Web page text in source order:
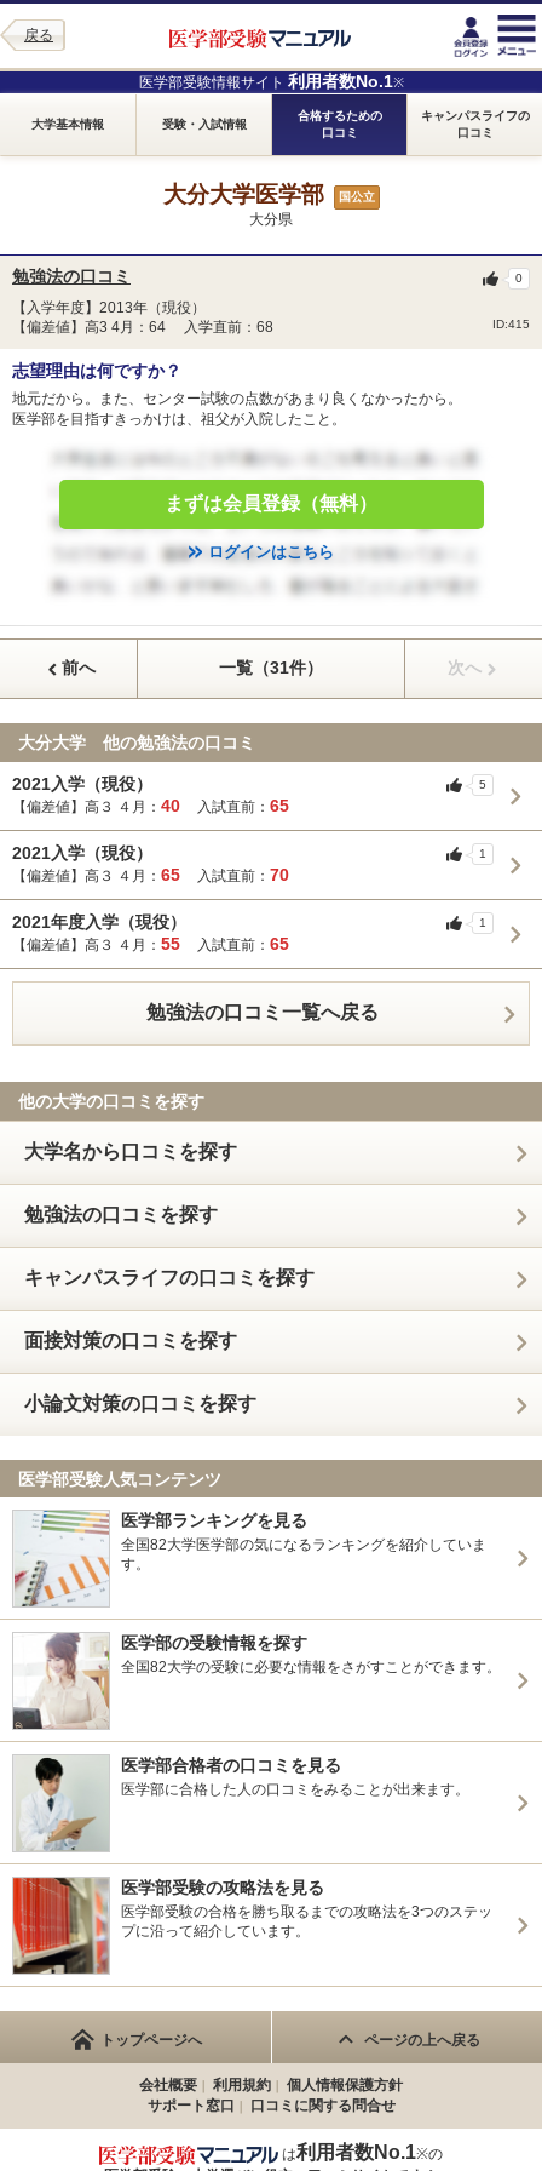
戻る
医学部受験情報サイト 利用者数No.1※
大学基本情報 受験・入試情報
合格するための
口コミ
キャンパスライフの
口コミ
大分大学医学部 国公立
大分県
勉強法の口コミ
【入学年度】2013年（現役）
【偏差値】高3 4月：64 入学直前：68
ID:415
0
志望理由は何ですか？
地元だから。また、センター試験の点数があまり良くなかったから。
医学部を目指すきっかけは、祖父が入院したこと。
まずは会員登録（無料）
ログインはこちら
前へ 一覧（31件） 次へ
大分大学 他の勉強法の口コミ
2021入学（現役）
【偏差値】高３ ４月： 40 入試直前： 65
5
2021入学（現役）
【偏差値】高３ ４月： 65 入試直前： 70
1
2021年度入学（現役）
【偏差値】高３ ４月： 55 入試直前： 65
1
勉強法の口コミ一覧へ戻る
他の大学の口コミを探す
大学名から口コミを探す
勉強法の口コミを探す
キャンパスライフの口コミを探す
面接対策の口コミを探す
小論文対策の口コミを探す
医学部受験人気コンテンツ
医学部ランキングを見る
全国82大学医学部の気になるランキングを紹介していま
す。
医学部の受験情報を探す
全国82大学の受験に必要な情報をさがすことができます。
医学部合格者の口コミを見る
医学部に合格した人の口コミをみることが出来ます。
医学部受験の攻略法を見る
医学部受験の合格を勝ち取るまでの攻略法を3つのステッ
プに沿って紹介しています。
トップページへ ページの上へ戻る
会社概要 利用規約
個人情報保護方針
サポート窓口
口コミに関する問合せ
は利用者数No.1※の